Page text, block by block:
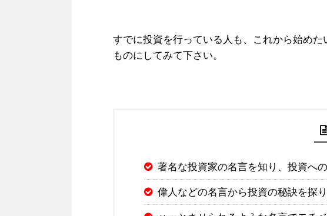
すでに投資を行っている人も、これから始め
ものにしてみて下さい。
著名な投資家の名言を知り、投資へ
偉人などの名言から投資の秘訣を探